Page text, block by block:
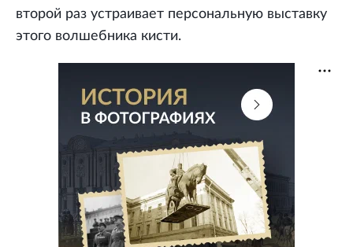
второй раз устраивает персональную выставку
этого волшебника кисти.